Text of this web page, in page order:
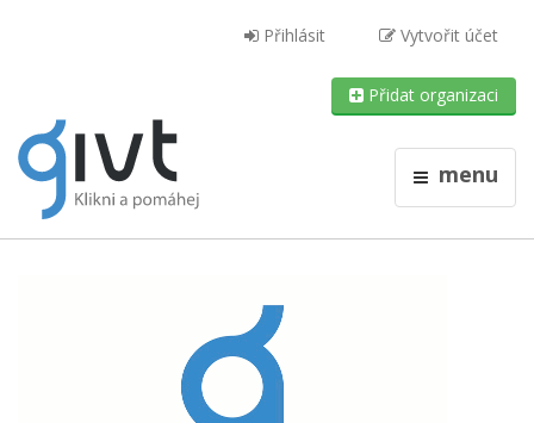
Přihlásit Vytvořit účet
Přidat organizaci
menu